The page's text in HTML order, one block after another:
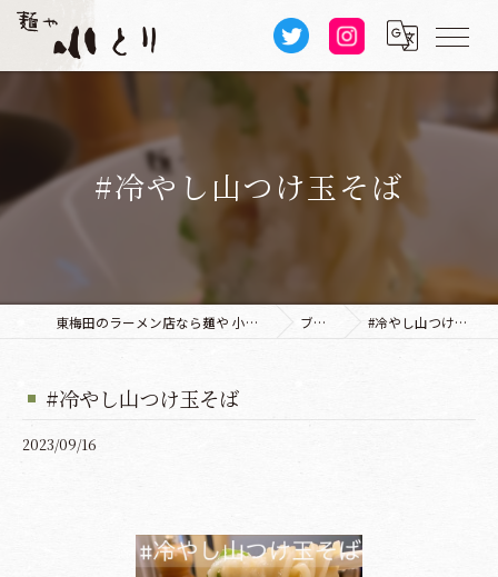
#冷やし山つけ玉そば
東梅田のラーメン店なら麺や 小とり 本店 ブログ #冷やし山つけ玉そば
#冷やし山つけ玉そば
2023/09/16